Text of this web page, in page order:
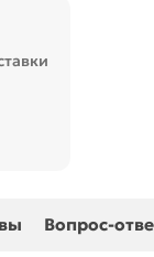
Вопрос-